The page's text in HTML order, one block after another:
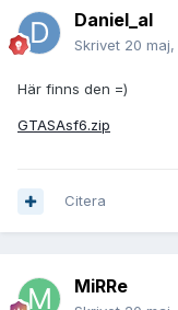
Daniel_al
Skrivet 20
Här finns den =)
GTASAsf6.zip
Citera
MiRRe